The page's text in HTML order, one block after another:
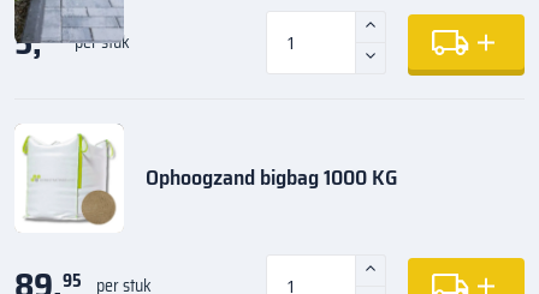
5,35 per stuk
Ophoogzand bigbag 1000 KG
95 per stuk